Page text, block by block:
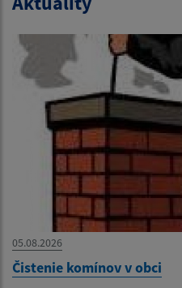
05.08.2026
Čistenie komínov v obci